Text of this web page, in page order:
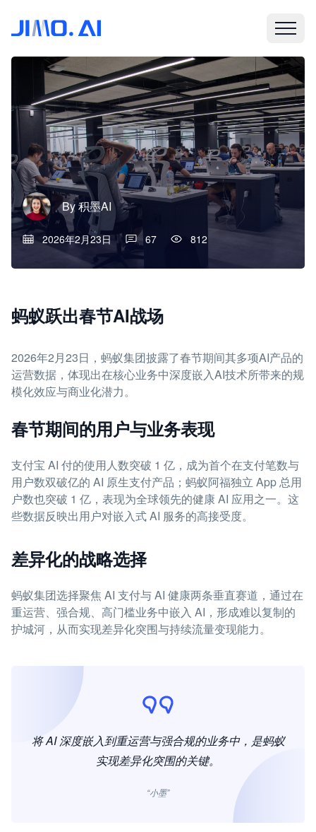
By积墨AI
2026年2月23日 67 812
蚂蚁跃出春节AI战场
2026年2月23日，蚂蚁集团披露了春节期间其多项AI产品的
运营数据，体现出在核心业务中深度嵌入AI技术所带来的规
模化效应与商业化潜力。
春节期间的用户与业务表现
支付宝 AI 付的使用人数突破 1 亿，成为首个在支付笔数与
用户数双破亿的 AI 原生支付产品；蚂蚁阿福独立 App 总用
户数也突破 1 亿，表现为全球领先的健康 AI 应用之一。这
些数据反映出用户对嵌入式 AI 服务的高接受度。
差异化的战略选择
蚂蚁集团选择聚焦 AI 支付与 AI 健康两条垂直赛道，通过在
重运营、强合规、高门槛业务中嵌入 AI，形成难以复制的
护城河，从而实现差异化突围与持续流量变现能力。
将 AI 深度嵌入到重运营与强合规的业务中，是蚂蚁
实现差异化突围的关键。
“小墨”